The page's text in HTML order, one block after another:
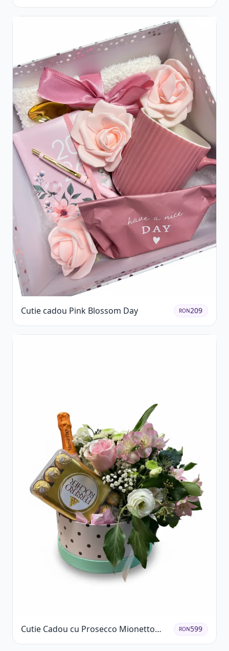
Roșii și Șampanie rose
Cutie cadou Pink Blossom Day RON209
Cutie Cadou cu Prosecco Mionetto
Ferrero Rocher și Flori Pastelate
RON599